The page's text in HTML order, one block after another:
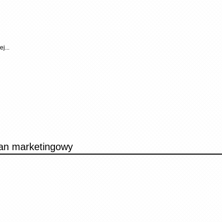
marketingowy